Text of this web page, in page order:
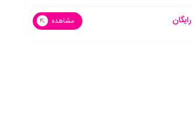
رایگان مشاهده